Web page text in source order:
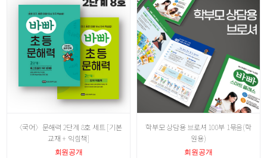
〈국어〉문해력 2단계 8호 세트 [기본
교재 + 익힘책]
회원공개
학부모 상담용 브로셔 100부 1묶음(학
원용)
회원공개